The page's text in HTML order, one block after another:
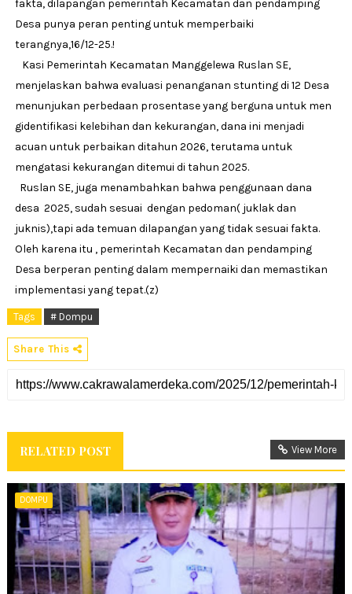
fakta, dilapangan pemerintah Kecamatan dan pendamping
Desa punya peran penting untuk memperbaiki
terangnya,16/12-25.!
Kasi Pemerintah Kecamatan Manggelewa Ruslan SE,
menjelaskan bahwa evaluasi penanganan stunting di 12 Desa
menunjukan perbedaan prosentase yang berguna untuk men
gidentifikasi kelebihan dan kekurangan, dana ini menjadi
acuan untuk perbaikan ditahun 2026, terutama untuk
mengatasi kekurangan ditemui di tahun 2025.
Ruslan SE, juga menambahkan bahwa penggunaan dana
desa 2025, sudah sesuai dengan pedoman( juklak dan
juknis),tapi ada temuan dilapangan yang tidak sesuai fakta.
Oleh karena itu , pemerintah Kecamatan dan pendamping
Desa berperan penting dalam mempernaiki dan memastikan
implementasi yang tepat.(z)
Tags # Dompu
Share This
RELATED POST View More
DOMPU